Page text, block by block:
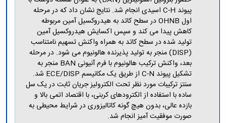
پیوند C-H اسیدی انجام شد. نتایج نشان داد که در مرحله
اول OHNB در سطح کاتد به هیدروکسیل آمین مربوطه
کاهش پیدا می کند و سپس اکسایش هیدروکسیل آمین
تولید شده در سطح کاتد به همراه واکنش تسهیم نامتناسب
(DISP) منجر به تولید پذیرنده هالونیوم می شود. در مرحله
بعد، واکنش ترکیب هالونیوم با فرم آنیونی BAN منجر به
تشکیل پیوند C-N از طریق یک مکانیسم ECE/DISP شد.
سنتز ترکیبات مورد نظر تحت الکترولیز جریان ثابت در یک سل
ساده با استفاده از الکترودهای کربنی، با اقتصاد اتمی بالا و
بازده عالی، بدون هیچ گونه کاتالیزوری در شرایط محیطی به
صورت موفقیت آمیز انجام شد.